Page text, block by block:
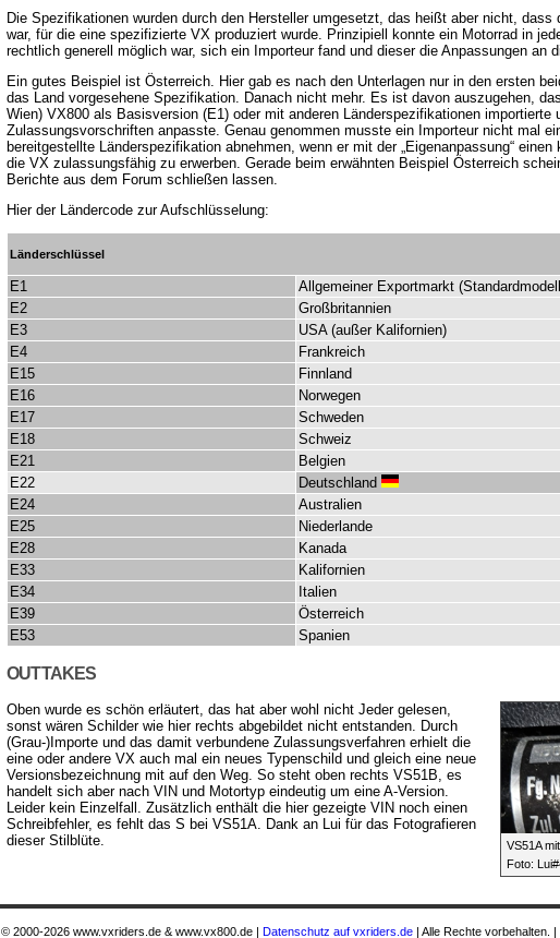
Die Spezifikationen wurden durch den Hersteller umgesetzt, das heißt aber nicht, dass
war, für die eine spezifizierte VX produziert wurde. Prinzipiell konnte ein Motorrad in
rechtlich generell möglich war, sich ein Importeur fand und dieser die Anpassungen an
Ein gutes Beispiel ist Österreich. Hier gab es nach den Unterlagen nur in den ersten
das Land vorgesehene Spezifikation. Danach nicht mehr. Es ist davon auszugehen,
Wien) VX800 als Basisversion (E1) oder mit anderen Länderspezifikationen
Zulassungsvorschriften anpasste. Genau genommen musste ein Importeur nicht mal
bereitgestellte Länderspezifikation abnehmen, wenn er mit der „Eigenanpassung“
die VX zulassungsfähig zu erwerben. Gerade beim erwähnten Beispiel Österreich
Berichte aus dem Forum schließen lassen.
Hier der Ländercode zur Aufschlüsselung:
Länderschlüssel
E1
Allgemeiner Exportmarkt
E2
Großbritannien
E3
USA (außer Kalifornien)
E4
Frankreich
E15
Finnland
E16
Norwegen
E17
Schweden
E18
Schweiz
E21
Belgien
E22
Deutschland
E24
Australien
E25
Niederlande
E28
Kanada
E33
Kalifornien
E34
Italien
E39
Österreich
E53
Spanien
OUTTAKES
VS51A
Foto:
Oben wurde es schön erläutert, das hat aber wohl nicht Jeder gelesen,
sonst wären Schilder wie hier rechts abgebildet nicht entstanden. Durch
(Grau-)Importe und das damit verbundene Zulassungsverfahren erhielt die
eine oder andere VX auch mal ein neues Typenschild und gleich eine neue
Versionsbezeichnung mit auf den Weg. So steht oben rechts VS51B, es
handelt sich aber nach VIN und Motortyp eindeutig um eine A-Version.
Leider kein Einzelfall. Zusätzlich enthält die hier gezeigte VIN noch einen
Schreibfehler, es fehlt das S bei VS51A. Dank an Lui für das Fotografieren
dieser Stilblüte.
© 2000-2026 www.vxriders.de & www.vx800.de | Datenschutz auf vxriders.de| Alle Rechte vorbehalten. |